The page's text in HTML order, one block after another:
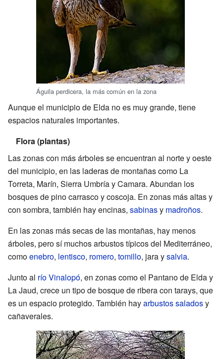
Águila perdicera, la más común en la zona
Aunque el municipio de Elda no es muy grande, tiene
espacios naturales importantes.
Flora (plantas)
Las zonas con más árboles se encuentran al norte y oeste
del municipio, en las laderas de montañas como La
Torreta, Marín, Sierra Umbría y Camara. Abundan los
bosques de pino carrasco y coscoja. En zonas más altas y
con sombra, también hay encinas, sabinasy madroños.
En las zonas más secas de las montañas, hay menos
árboles, pero sí muchos arbustos típicos del Mediterráneo,
comoenebro, lentisco, romero, tomillo, jara ysalvia.
Junto al río Vinalopó, en zonas como el Pantano de Elda y
La Jaud, crece un tipo de bosque de ribera con tarays, que
es un espacio protegido. También hayarbustos saladosy
cañaverales.